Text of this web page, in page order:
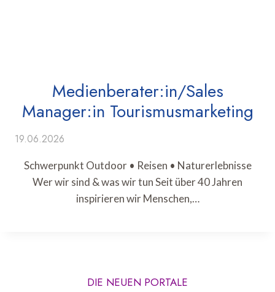
Medienberater:in/Sales
Manager:in Tourismusmarketing
19.06.2026
Schwerpunkt Outdoor • Reisen • Naturerlebnisse
Wer wir sind & was wir tun Seit über 40 Jahren
inspirieren wir Menschen,…
DIE NEUEN PORTALE